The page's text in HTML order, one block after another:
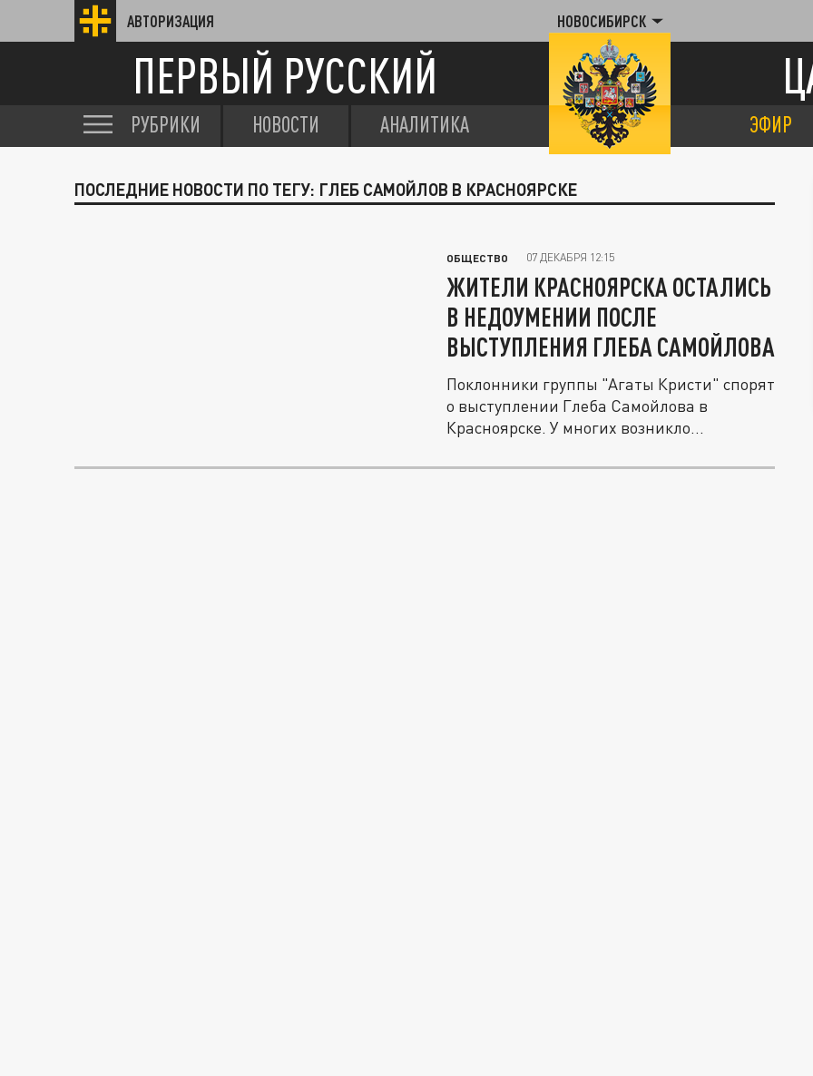
АВТОРИЗАЦИЯ НОВОСИБИРСК
ПЕРВЫЙ РУССКИЙ
РУБРИКИ НОВОСТИ АНАЛИТИКА ЭФИР
ПОСЛЕДНИЕ НОВОСТИ ПО ТЕГУ: ГЛЕБ САМОЙЛОВ В КРАСНОЯРСКЕ
ОБЩЕСТВО 07 ДЕКАБРЯ 12:15
ЖИТЕЛИ КРАСНОЯРСКА ОСТАЛИСЬ
В НЕДОУМЕНИИ ПОСЛЕ
ВЫСТУПЛЕНИЯ ГЛЕБА САМОЙЛОВА
Поклонники группы "Агаты Кристи" спорят
о выступлении Глеба Самойлова в
Красноярске. У многих возникло...